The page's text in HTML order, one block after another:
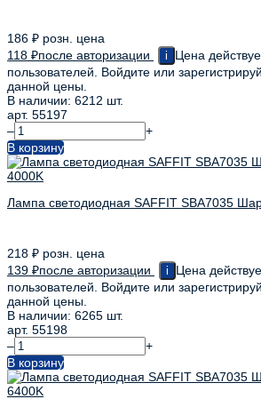
186 ₽ розн. цена
118 ₽после авторизации i
Цена
пользователей. Войдите или
данной цены.
В наличии: 6212 шт.
арт. 55197
–
+
В корзину
Лампа светодиодная SAFFIT SBA7035
218 ₽ розн. цена
139 ₽после авторизации i
Цена
пользователей. Войдите или
данной цены.
В наличии: 6265 шт.
арт. 55198
–
+
В корзину